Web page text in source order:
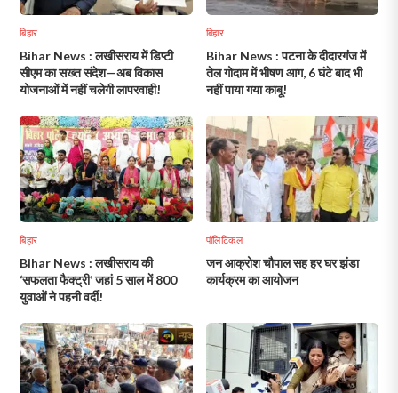
बिहार
Bihar News : लखीसराय में डिप्टी
सीएम का सख्त संदेश—अब विकास
योजनाओं में नहीं चलेगी लापरवाही!
बिहार
Bihar News : पटना के दीदारगंज में
तेल गोदाम में भीषण आग, 6 घंटे बाद भी
नहीं पाया गया काबू!
बिहार
Bihar News : लखीसराय की
‘सफलता फैक्ट्री’ जहां 5 साल में 800
युवाओं ने पहनी वर्दी!
पॉलिटिकल
जन आक्रोश चौपाल सह हर घर झंडा
कार्यक्रम का आयोजन